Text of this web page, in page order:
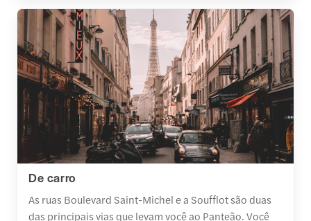
De carro
As ruas Boulevard Saint-Michel e a Soufflot são duas
das principais vias que levam você ao Panteão. Você